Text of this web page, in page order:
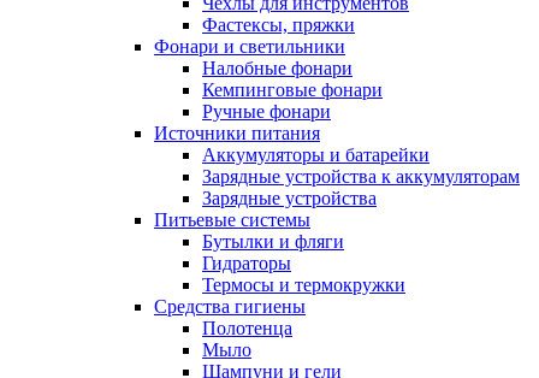
Фастексы, пряжки
Фонари и светильники
Налобные фонари
Кемпинговые фонари
Ручные фонари
Источники питания
Аккумуляторы и батарейки
Зарядные устройства к аккумуляторам
Зарядные устройства
Питьевые системы
Бутылки и фляги
Гидраторы
Термосы и термокружки
Средства гигиены
Полотенца
Мыло
Шампуни и гели